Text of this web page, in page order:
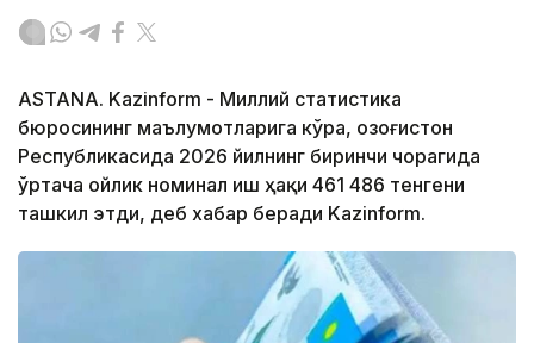
ASTANA. Kazinform - Миллий статистика
бюросининг маълумотларига кўра, Қозоғистон
Республикасида 2026 йилнинг биринчи чорагида
ўртача ойлик номинал иш ҳақи 461 486 тенгени
ташкил этди, деб хабар беради Kazinform.